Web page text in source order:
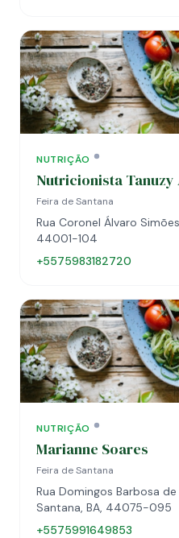
NUTRIÇÃO
Nutricionista Tanuzy
Feira de Santana
Rua Coronel Álvaro
44001-104
+5575983182720
NUTRIÇÃO
Marianne Soares
Feira de Santana
Rua Domingos Barbosa de
Santana, BA, 44075-095
+5575991649853